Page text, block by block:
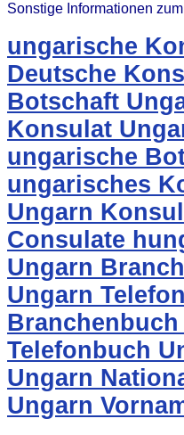
Sonstige Informationen
ungarische
Deutsche
Botschaft
Konsulat
ungarische
ungarisches
Ungarn
Consulate
Ungarn
Ungarn
Branchenbuch
Telefonbuch
Ungarn
Ungarn